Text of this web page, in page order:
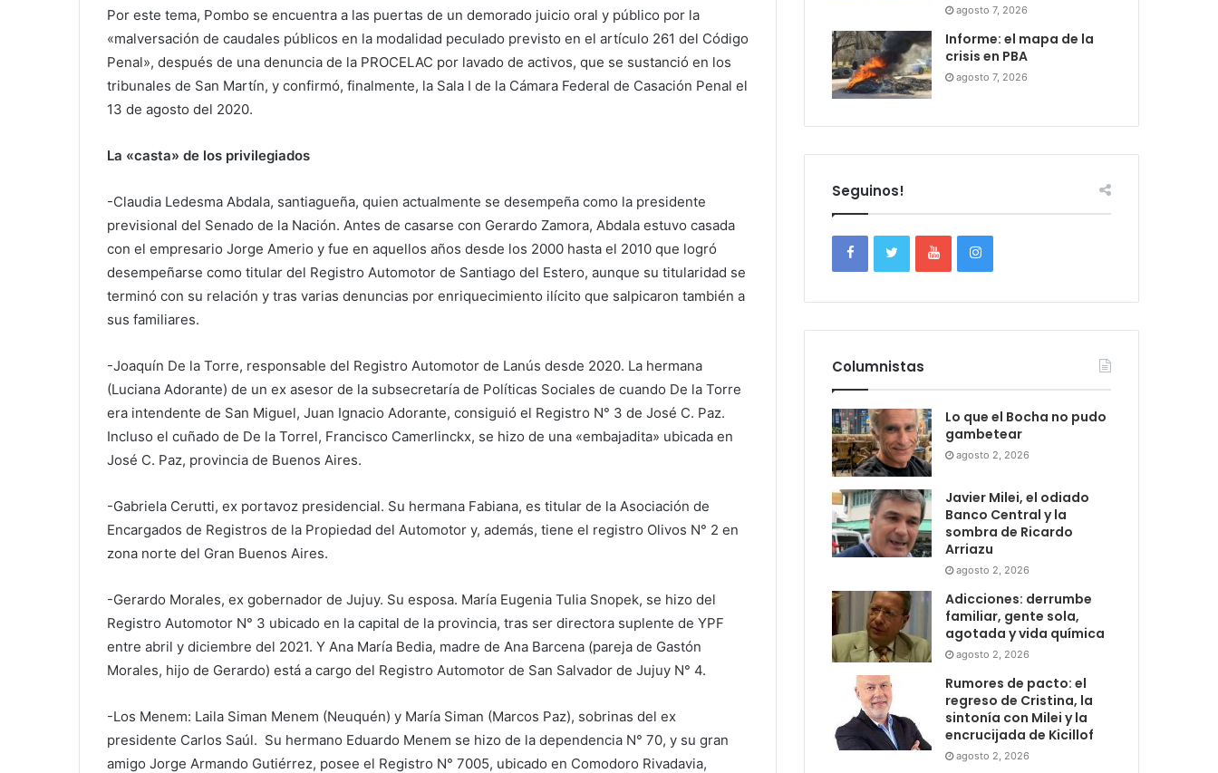
Por este tema, Pombo se encuentra a las puertas de un demorado juicio oral y público por la
«malversación de caudales públicos en la modalidad peculado previsto en el artículo 261 del Código
Penal», después de una denuncia de la PROCELAC por lavado de activos, que se sustanció en los
tribunales de San Martín, y confirmó, finalmente, la Sala I de la Cámara Federal de Casación Penal el
13 de agosto del 2020.
La «casta» de los privilegiados
-Claudia Ledesma Abdala, santiagueña, quien actualmente se desempeña como la presidente
previsional del Senado de la Nación. Antes de casarse con Gerardo Zamora, Abdala estuvo casada
con el empresario Jorge Amerio y fue en aquellos años desde los 2000 hasta el 2010 que logró
desempeñarse como titular del Registro Automotor de Santiago del Estero, aunque su titularidad se
terminó con su relación y tras varias denuncias por enriquecimiento ilícito que salpicaron también a
sus familiares.
-Joaquín De la Torre, responsable del Registro Automotor de Lanús desde 2020. La hermana
(Luciana Adorante) de un ex asesor de la subsecretaría de Políticas Sociales de cuando De la Torre
era intendente de San Miguel, Juan Ignacio Adorante, consiguió el Registro N° 3 de José C. Paz.
Incluso el cuñado de De la Torrel, Francisco Camerlinckx, se hizo de una «embajadita» ubicada en
José C. Paz, provincia de Buenos Aires.
-Gabriela Cerutti, ex portavoz presidencial. Su hermana Fabiana, es titular de la Asociación de
Encargados de Registros de la Propiedad del Automotor y, además, tiene el registro Olivos N° 2 en
zona norte del Gran Buenos Aires.
-Gerardo Morales, ex gobernador de Jujuy. Su esposa. María Eugenia Tulia Snopek, se hizo del
Registro Automotor N° 3 ubicado en la capital de la provincia, tras ser directora suplente de YPF
entre abril y diciembre del 2021. Y Ana María Bedia, madre de Ana Barcena (pareja de Gastón
Morales, hijo de Gerardo) está a cargo del Registro Automotor de San Salvador de Jujuy N° 4.
-Los Menem: Laila Siman Menem (Neuquén) y María Siman (Marcos Paz), sobrinas del ex
presidente Carlos Saúl. Su hermano Eduardo Menem se hizo de la dependencia N° 70, y su gran
amigo Jorge Armando Gutiérrez, posee el Registro N° 7005, ubicado en Comodoro Rivadavia,
agosto 7, 2026
Informe: el mapa de la
crisis en PBA
agosto 7, 2026
Seguinos!
Columnistas
Lo que el Bocha no pudo
gambetear
agosto 2, 2026
Javier Milei, el odiado
Banco Central y la
sombra de Ricardo
Arriazu
agosto 2, 2026
Adicciones: derrumbe
familiar, gente sola,
agotada y vida química
agosto 2, 2026
Rumores de pacto: el
regreso de Cristina, la
sintonía con Milei y la
encrucijada de Kicillof
agosto 2, 2026